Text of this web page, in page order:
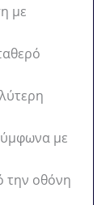
με
με
την οθόνη